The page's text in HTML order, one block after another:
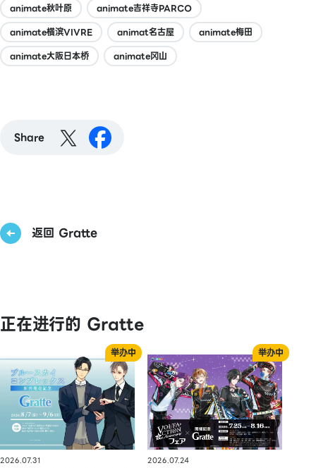
animate秋叶原
animate吉祥寺PARCO
animate横滨VIVRE
animat名古屋
animate梅田
animate大阪日本桥
animate冈山
Share
返回 Gratte
正在进行的 Gratte
2026.07.31 2026.07.24